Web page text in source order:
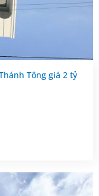
Tông giá 2 tỷ